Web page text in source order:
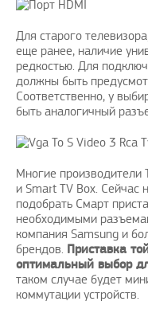
Для старого
еще ранее, наличие
редкостью. Для
должны быть
Соответственно, у
быть аналогичный
Многие производители
и Smart TV Box. Сейчас
подобрать Смарт
необходимыми
компания Samsung и
брендов. Приставка
оптимальный выбор
таком случае будет
коммутации устройств.